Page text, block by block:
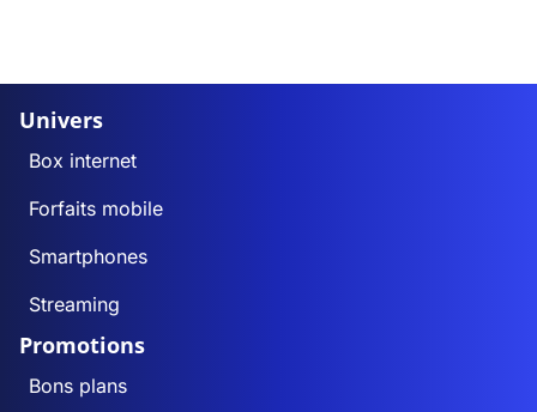
Univers
Box internet
Forfaits mobile
Smartphones
Streaming
Promotions
Bons plans